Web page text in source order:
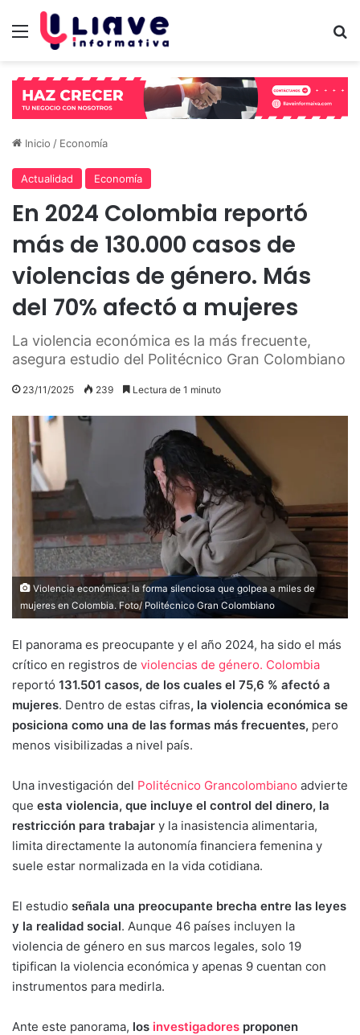
Menú
Inicio / Economía
Actualidad Economía
En 2024 Colombia reportó
más de 130.000 casos de
violencias de género. Más
del 70% afectó a mujeres
La violencia económica es la más frecuente,
asegura estudio del Politécnico Gran Colombiano
23/11/2025 239 Lectura de 1 minuto
Violencia económica: la forma silenciosa que golpea a miles de
mujeres en Colombia. Foto/ Politécnico Gran Colombiano
El panorama es preocupante y el año 2024, ha sido el más
crítico en registros de violencias de género. Colombia
reportó 131.501 casos, de los cuales el 75,6 % afectó a
mujeres. Dentro de estas cifras, la violencia económica se
posiciona como una de las formas más frecuentes, pero
menos visibilizadas a nivel país.
Una investigación del Politécnico Grancolombiano advierte
que esta violencia, que incluye el control del dinero, la
restricción para trabajar y la inasistencia alimentaria,
limita directamente la autonomía financiera femenina y
suele estar normalizada en la vida cotidiana.
El estudio señala una preocupante brecha entre las leyes
y la realidad social. Aunque 46 países incluyen la
violencia de género en sus marcos legales, solo 19
tipifican la violencia económica y apenas 9 cuentan con
instrumentos para medirla.
Ante este panorama, los investigadores proponen